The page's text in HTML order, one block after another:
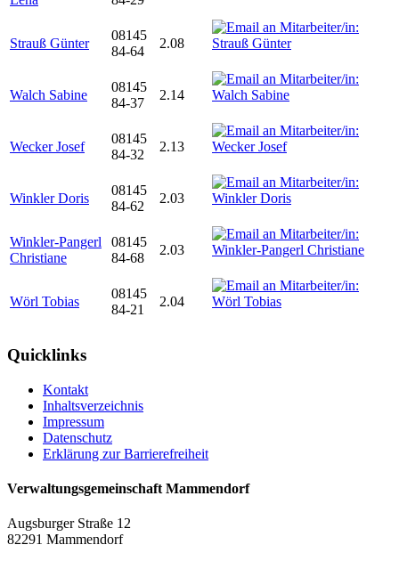
Strauß Günter
08145
84-64
2.08
Walch Sabine
08145
84-37
2.14
Wecker Josef
08145
84-32
2.13
Winkler Doris
08145
84-62
2.03
Winkler-Pangerl
Christiane
08145
84-68
2.03
Wörl Tobias
08145
84-21
2.04
Quicklinks
Kontakt
Inhaltsverzeichnis
Impressum
Datenschutz
Erklärung zur Barrierefreiheit
Verwaltungsgemeinschaft Mammendorf
Augsburger Straße 12
82291 Mammendorf